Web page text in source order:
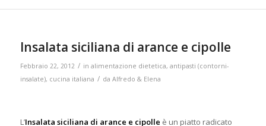
Insalata siciliana di arance e cipolle
Febbraio 22, 2012 / in alimentazione dietetica, antipasti (contorni-
insalate), cucina italiana / da Alfredo & Elena
L’Insalata siciliana di arance e cipolle è un piatto radicato